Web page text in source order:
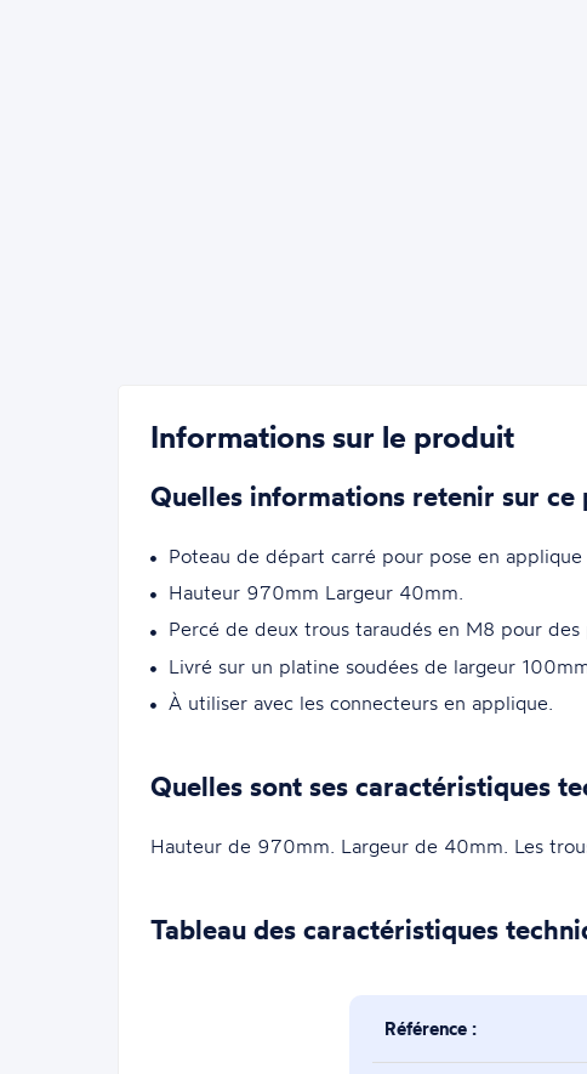
Informations sur le produit
Quelles informations retenir sur ce
Poteau de départ carré pour pose en
Hauteur 970mm Largeur 40mm.
Percé de deux trous taraudés en M8 pour
Livré sur un platine soudées de largeur
À utiliser avec les connecteurs en applique.
Quelles sont ses caractéristiques
Hauteur de 970mm. Largeur de 40mm. Les
Tableau des caractéristiques
Référence :